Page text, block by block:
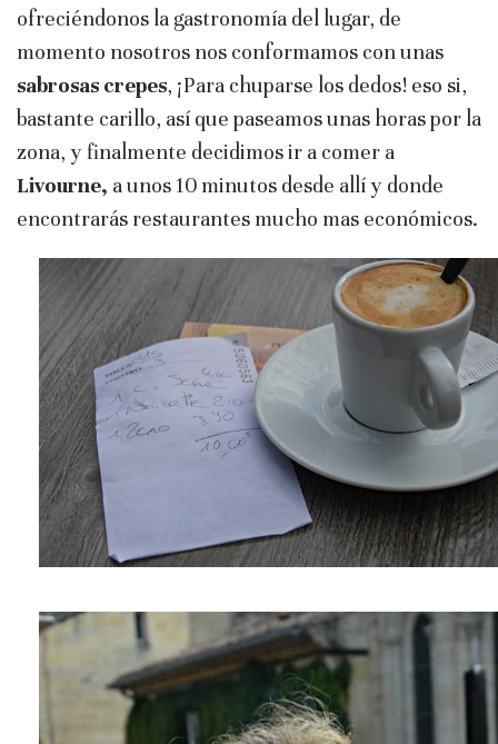
ofreciéndonos la gastronomía del lugar, de
momento nosotros nos conformamos con unas
sabrosas crepes, ¡Para chuparse los dedos! eso si,
bastante carillo, así que paseamos unas horas por la
zona, y finalmente decidimos ir a comer a
Livourne, a unos 10 minutos desde allí y donde
encontrarás restaurantes mucho mas económicos.